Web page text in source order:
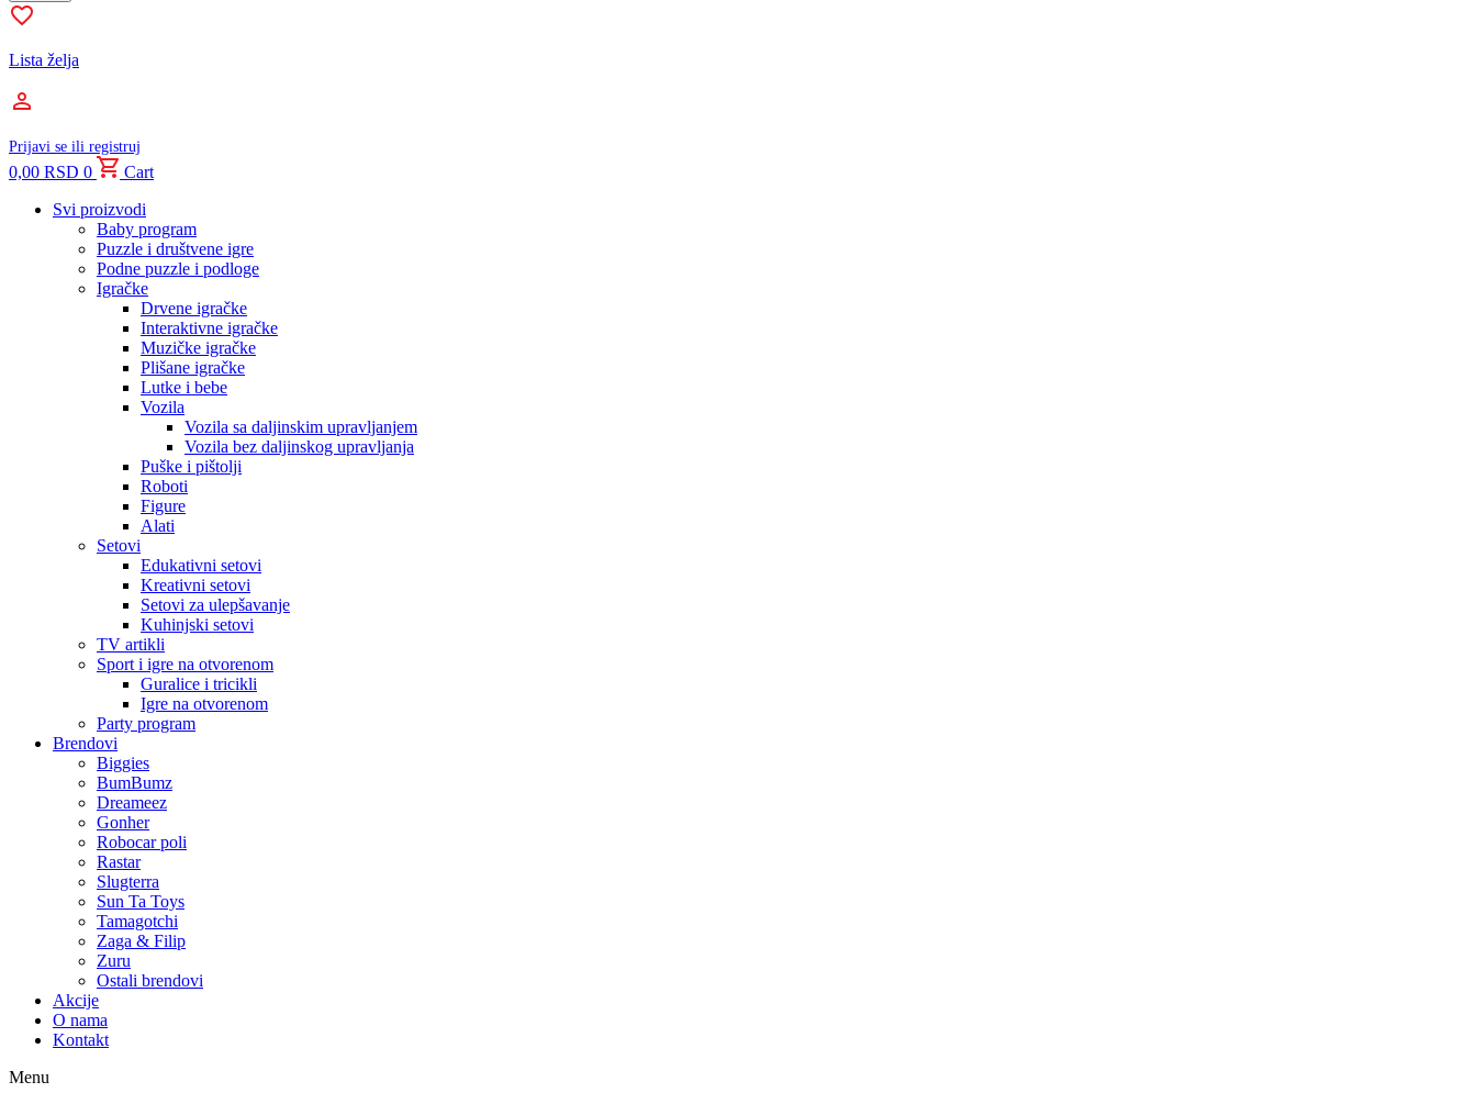
Lista želja
Prijavi se ili registruj
0,00 RSD 0
Cart
Svi proizvodi
Baby program
Puzzle i društvene igre
Podne puzzle i podloge
Igračke
Drvene igračke
Interaktivne igračke
Muzičke igračke
Plišane igračke
Lutke i bebe
Vozila
Vozila sa daljinskim upravljanjem
Vozila bez daljinskog upravljanja
Puške i pištolji
Roboti
Figure
Alati
Setovi
Edukativni setovi
Kreativni setovi
Setovi za ulepšavanje
Kuhinjski setovi
TV artikli
Sport i igre na otvorenom
Guralice i tricikli
Igre na otvorenom
Party program
Brendovi
Biggies
BumBumz
Dreameez
Gonher
Robocar poli
Rastar
Slugterra
Sun Ta Toys
Tamagotchi
Zaga & Filip
Zuru
Ostali brendovi
Akcije
O nama
Kontakt
Menu